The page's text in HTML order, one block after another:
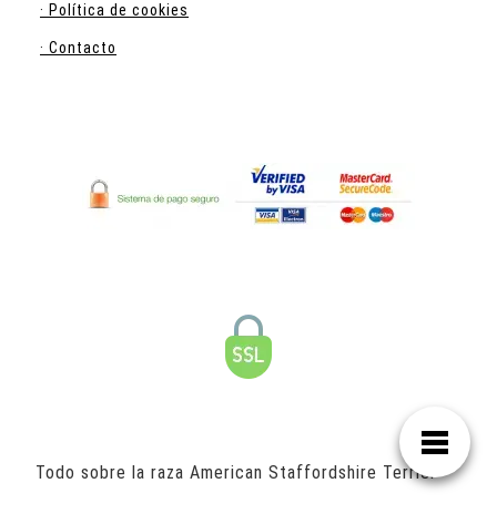
· Política de cookies
· Contacto
Todo sobre la raza American Staffordshire Terrier